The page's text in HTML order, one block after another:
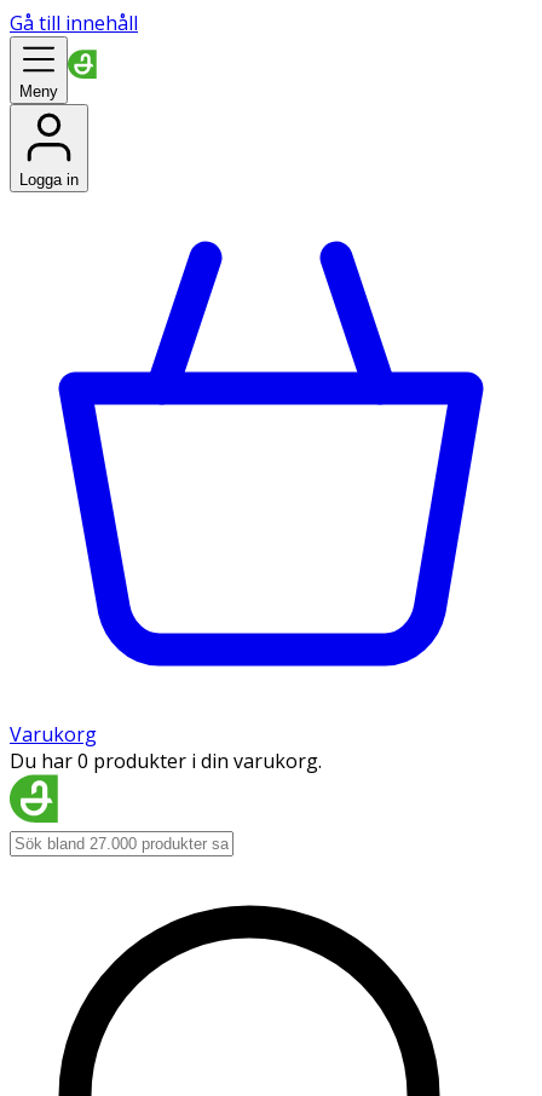
Gå till innehåll
Meny
Logga in
Varukorg
Du har 0 produkter i din varukorg.